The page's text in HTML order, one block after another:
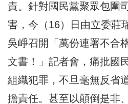
責。針對國民黨聚眾包圍
害，今（16）日由立委莊
吳崢召開「萬份連署不合
文書！」記者會，痛批國
組織犯罪，不旦毫無反省
擔責任。甚至以顛倒是非